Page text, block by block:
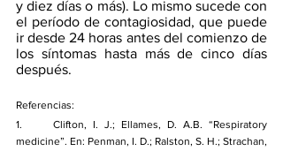
y diez días o más). Lo mismo sucede con
el período de contagiosidad, que puede
ir desde 24 horas antes del comienzo de
los síntomas hasta más de cinco días
después.
Referencias:
1.     Clifton, I. J.; Ellames, D. A.B. “Respiratory
medicine”. En: Penman, I. D.; Ralston, S. H.; Strachan,